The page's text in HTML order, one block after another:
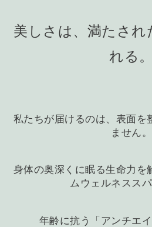
美しさは、満たされ
れる。
私たちが届けるのは、表面を
ません。
身体の奥深くに眠る生命力を
ムウェルネススパ
年齢に抗う「アンチエ